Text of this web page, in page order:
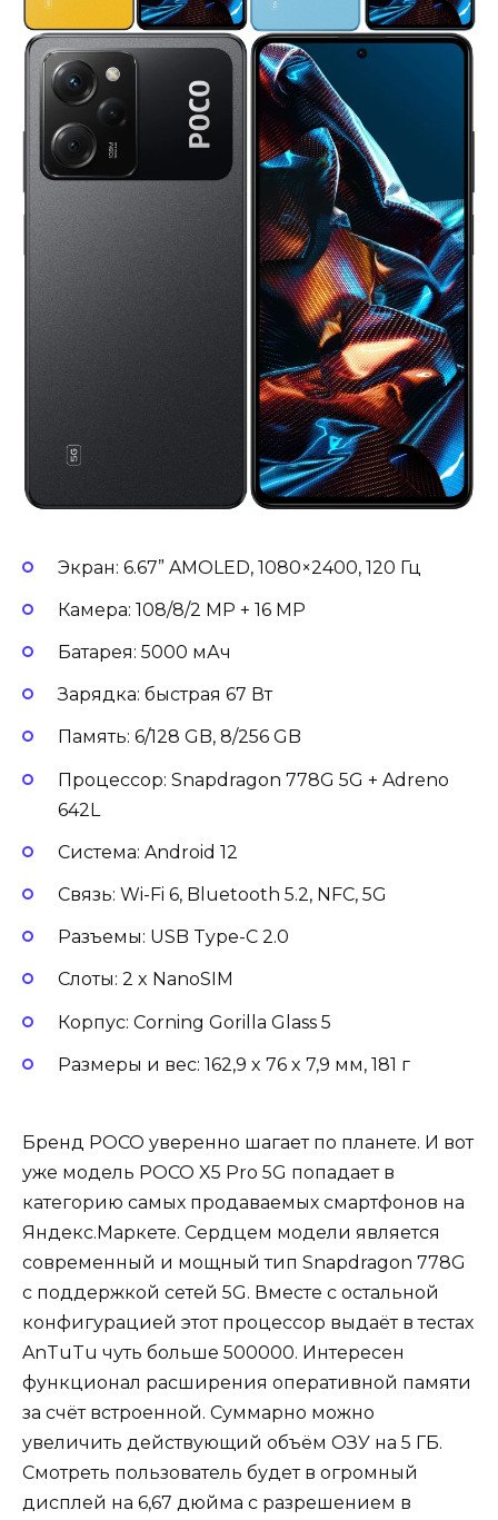
Экран: 6.67” AMOLED, 1080×2400, 120 Гц
Камера: 108/8/2 MP + 16 MP
Батарея: 5000 мАч
Зарядка: быстрая 67 Вт
Память: 6/128 GB, 8/256 GB
Процессор: Snapdragon 778G 5G + Adreno
642L
Система: Android 12
Связь: Wi-Fi 6, Bluetooth 5.2, NFC, 5G
Разъемы: USB Type-C 2.0
Слоты: 2 x NanoSIM
Корпус: Corning Gorilla Glass 5
Размеры и вес: 162,9 x 76 x 7,9 мм, 181 г
Бренд POCO уверенно шагает по планете. И вот
уже модель POCO X5 Pro 5G попадает в
категорию самых продаваемых смартфонов на
Яндекс.Маркете. Сердцем модели является
современный и мощный тип Snapdragon 778G
с поддержкой сетей 5G. Вместе с остальной
конфигурацией этот процессор выдаёт в тестах
AnTuTu чуть больше 500000. Интересен
функционал расширения оперативной памяти
за счёт встроенной. Суммарно можно
увеличить действующий объём ОЗУ на 5 ГБ.
Смотреть пользователь будет в огромный
дисплей на 6,67 дюйма с разрешением в